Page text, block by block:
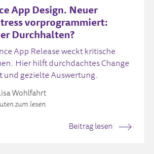
App Design. Neuer
vorprogrammiert:
Durchhalten?
App Release weckt kritische
Hier hilft durchdachtes Change
und gezielte Auswertung.
Wohlfahrt
zum lesen
Beitrag lesen